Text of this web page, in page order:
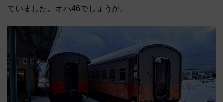
ていました。オハ46でしょうか。